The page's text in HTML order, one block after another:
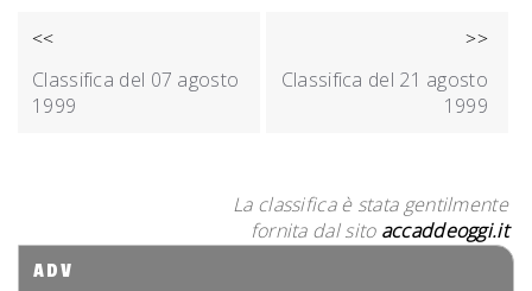
NAVIGAZIONE
ARTICOLI
<<
Classifica del 07 agosto
1999
>>
Classifica del 21 agosto
1999
La classifica è stata gentilmente
fornita dal sito accaddeoggi.it
ADV